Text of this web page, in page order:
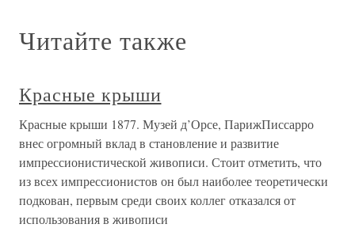
Читайте также
Красные крыши
Красные крыши 1877. Музей д’Орсе, ПарижПиссарро
внес огромный вклад в становление и развитие
импрессионистической живописи. Стоит отметить, что
из всех импрессионистов он был наиболее теоретически
подкован, первым среди своих коллег отказался от
использования в живописи